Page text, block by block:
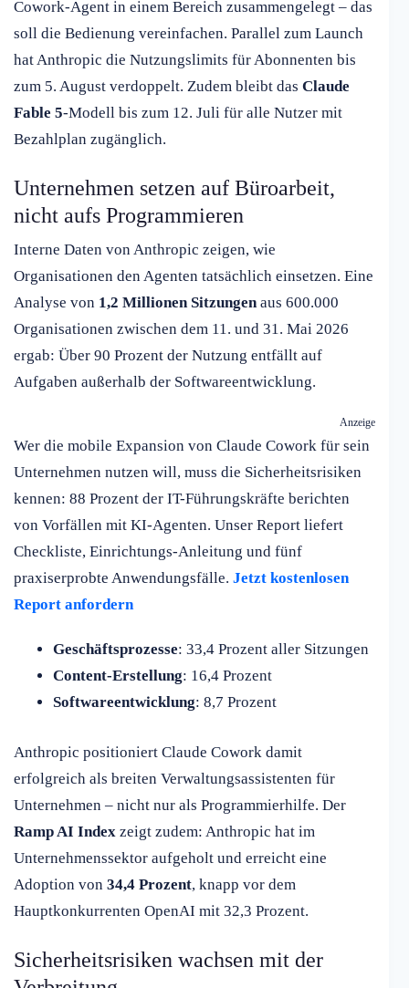
Cowork-Agent in einem Bereich zusammengelegt – das
soll die Bedienung vereinfachen. Parallel zum Launch
hat Anthropic die Nutzungslimits für Abonnenten bis
zum 5. August verdoppelt. Zudem bleibt das Claude
Fable 5-Modell bis zum 12. Juli für alle Nutzer mit
Bezahlplan zugänglich.
Unternehmen setzen auf Büroarbeit,
nicht aufs Programmieren
Interne Daten von Anthropic zeigen, wie
Organisationen den Agenten tatsächlich einsetzen. Eine
Analyse von 1,2 Millionen Sitzungenaus 600.000
Organisationen zwischen dem 11. und 31. Mai 2026
ergab: Über 90 Prozent der Nutzung entfällt auf
Aufgaben außerhalb der Softwareentwicklung.
Anzeige
Wer die mobile Expansion von Claude Cowork für sein
Unternehmen nutzen will, muss die Sicherheitsrisiken
kennen: 88 Prozent der IT-Führungskräfte berichten
von Vorfällen mit KI-Agenten. Unser Report liefert
Checkliste, Einrichtungs-Anleitung und fünf
praxiserprobte Anwendungsfälle. Jetzt kostenlosen
Report anfordern
Geschäftsprozesse: 33,4 Prozent aller Sitzungen
Content-Erstellung: 16,4 Prozent
Softwareentwicklung: 8,7 Prozent
Anthropic positioniert Claude Cowork damit
erfolgreich als breiten Verwaltungsassistenten für
Unternehmen – nicht nur als Programmierhilfe. Der
Ramp AI Index zeigt zudem: Anthropic hat im
Unternehmenssektor aufgeholt und erreicht eine
Adoption von 34,4 Prozent, knapp vor dem
Hauptkonkurrenten OpenAI mit 32,3 Prozent.
Sicherheitsrisiken wachsen mit der